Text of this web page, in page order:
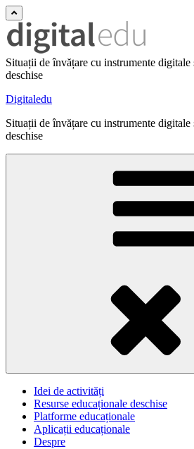
Situații de învățare cu instrumente digitale
deschise
Digitaledu
Situații de învățare cu instrumente digitale
deschise
Idei de activități
Resurse educaționale deschise
Platforme educaționale
Aplicații educaționale
Despre